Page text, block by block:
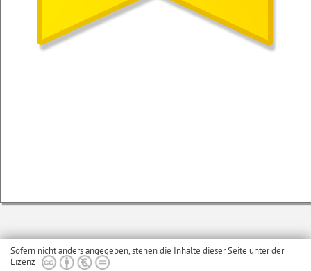
Sofern nicht anders angegeben, stehen die Inhalte dieser Seite unter der
Lizenz